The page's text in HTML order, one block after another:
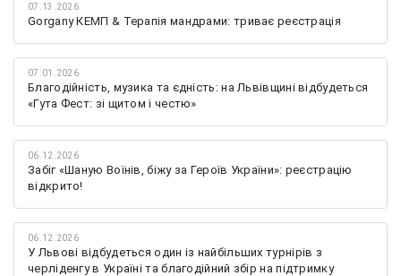
07.13.2026
Gorgany КЕМП & Терапія мандрами: триває реєстрація
07.01.2026
Благодійність, музика та єдність: на Львівщині відбудеться
«Гута Фест: зі щитом і честю»
06.12.2026
Забіг «Шаную Воїнів, біжу за Героїв України»: реєстрацію
відкрито!
06.12.2026
У Львові відбудеться один із найбільших турнірів з
черліденгу в Україні та благодійний збір на підтримку